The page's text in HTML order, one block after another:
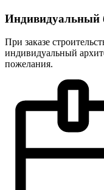
Индивидуальный
При заказе
индивидуальный
пожелания.